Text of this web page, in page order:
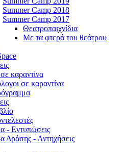
Summer Camp 2018
Summer Camp 2017
Θεατροπαιχνίδια
Με τα φτερά του θεάτρου
καραντίνα
σε καραντίνα
- Εντυπώσεις
Δράσης - Αντηχήσεις